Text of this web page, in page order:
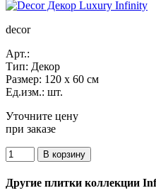
decor
Арт.:
Тип: Декор
Размер: 120 x 60 см
Ед.изм.: шт.
Уточните цену
при заказе
Другие плитки коллекции